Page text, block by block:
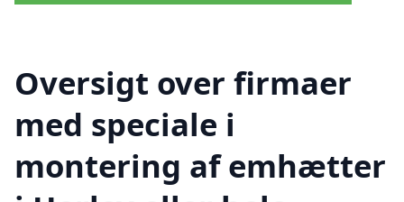
Oversigt over firmaer
med speciale i
montering af emhætter